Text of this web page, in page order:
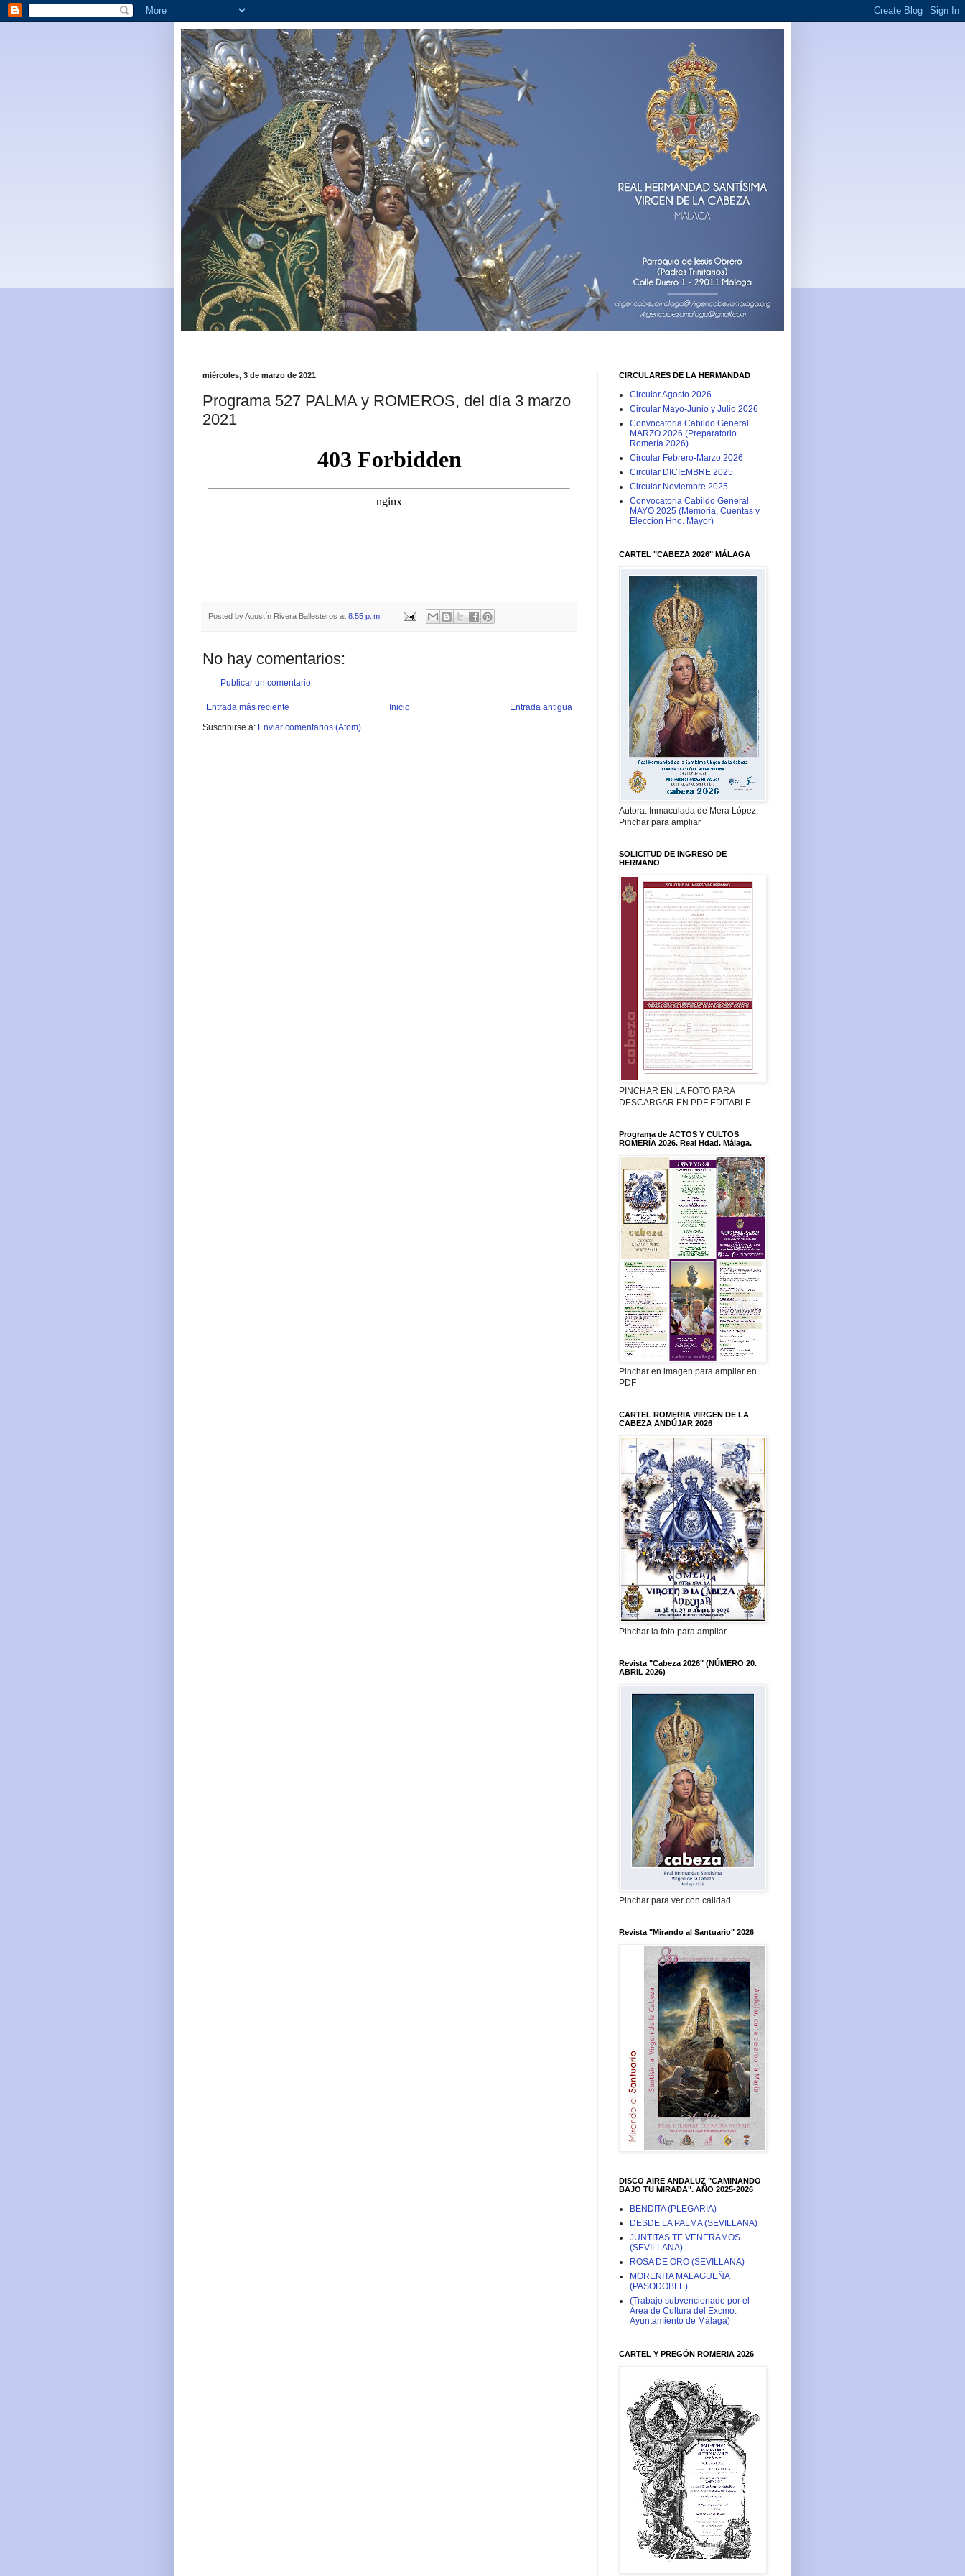
miércoles, 3 de marzo de 2021
Programa 527 PALMA y ROMEROS, del día 3 marzo
2021
Posted byAgustín Rivera Ballesteros at 8:55 p. m.
No hay comentarios:
Publicar un comentario
Entrada más reciente Entrada antigua
Inicio
Suscribirse a: Enviar comentarios (Atom)
CIRCULARES DE LA HERMANDAD
Circular Agosto 2026
Circular Mayo-Junio y Julio 2026
Convocatoria Cabildo General
MARZO 2026 (Preparatorio
Romería 2026)
Circular Febrero-Marzo 2026
Circular DICIEMBRE 2025
Circular Noviembre 2025
Convocatoria Cabildo General
MAYO 2025 (Memoria, Cuentas y
Elección Hno. Mayor)
CARTEL "CABEZA 2026" MÁLAGA
Autora: Inmaculada de Mera López.
Pinchar para ampliar
SOLICITUD DE INGRESO DE
HERMANO
PINCHAR EN LA FOTO PARA
DESCARGAR EN PDF EDITABLE
Programa de ACTOS Y CULTOS
ROMERÍA 2026. Real Hdad. Málaga.
Pinchar en imagen para ampliar en
PDF
CARTEL ROMERIA VIRGEN DE LA
CABEZA ANDÚJAR 2026
Pinchar la foto para ampliar
Revista "Cabeza 2026" (NÚMERO 20.
ABRIL 2026)
Pinchar para ver con calidad
Revista "Mirando al Santuario" 2026
DISCO AIRE ANDALUZ "CAMINANDO
BAJO TU MIRADA". AÑO 2025-2026
BENDITA (PLEGARIA)
DESDE LA PALMA (SEVILLANA)
JUNTITAS TE VENERAMOS
(SEVILLANA)
ROSA DE ORO (SEVILLANA)
MORENITA MALAGUEÑA
(PASODOBLE)
(Trabajo subvencionado por el
Área de Cultura del Excmo.
Ayuntamiento de Málaga)
CARTEL Y PREGÓN ROMERIA 2026